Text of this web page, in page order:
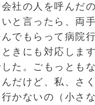
社の人を呼んだ
と言ったら、両
でもらって病院
きにも対応しま
た。ごもっとも
だけど、私、さ
かないの（小さ